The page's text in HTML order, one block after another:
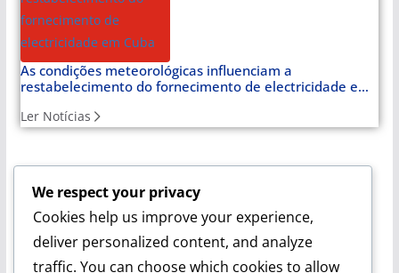
As condições meteorológicas influenciam a
restabelecimento do fornecimento de electricidade em
Ler Notícias
Cuba Soberana:Um espaço para quem reconhece Cuba
como farol de dignidade. Com cobertura especial sobre a
Venezuela e a luta latino-americana, oferece notícias e
artigos de opinião que analisam o mundo a partir da
We respect your privacy
Cookies help us improve your experience,
deliver personalized content, and analyze
traffic. You can choose which cookies to allow